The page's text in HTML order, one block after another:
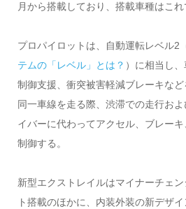
月から搭載しており、搭載車種はこれ
プロパイロットは、自動運転レベル2
テムの「レベル」とは？ ）に相当し
制御支援、衝突被害軽減ブレーキな
同一車線を走る際、渋滞での走行お
イバーに代わってアクセル、ブレー
制御する。
新型エクストレイルはマイナーチェ
ト搭載のほかに、内装外装の新デザ